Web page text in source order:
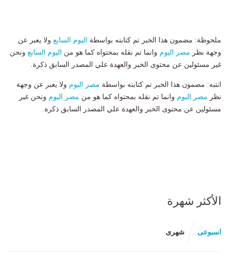
ملحوظة: مضمون هذا الخبر تم كتابته بواسطة اليوم السابع ولا يعبر عن
وجهة نظر مصر اليوم وانما تم نقله بمحتواه كما هو من اليوم السابع ونحن
غير مسئولين عن محتوى الخبر والعهدة علي المصدر السابق ذكرة.
انتبه: مضمون هذا الخبر تم كتابته بواسطة مصر اليوم ولا يعبر عن وجهة
نظر مصر اليوم وانما تم نقله بمحتواه كما هو من مصر اليوم ونحن غير
مسئولين عن محتوى الخبر والعهدة علي المصدر السابق ذكرة.
الأكثر شهرة
اسبوعى شهرى